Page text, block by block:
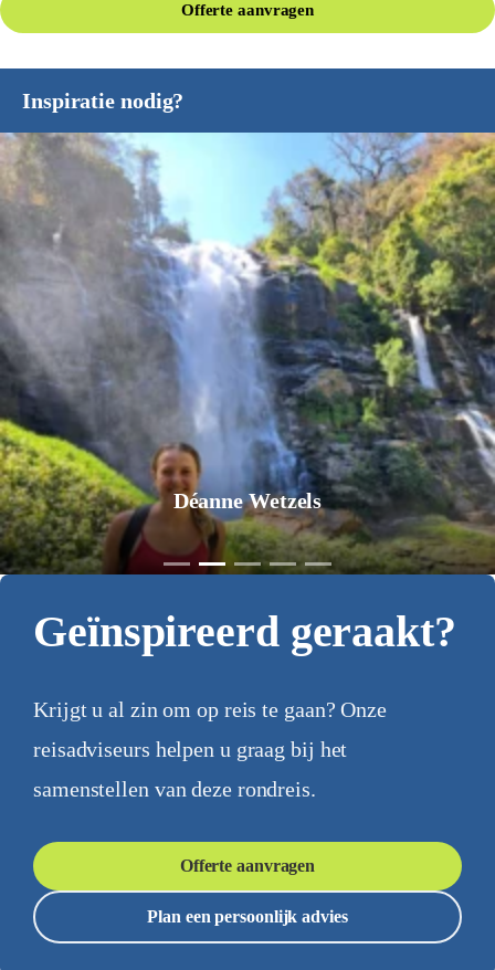
Offerte aanvragen
Inspiratie nodig?
Déanne Wetzels
Geïnspireerd geraakt?
Krijgt u al zin om op reis te gaan? Onze
reisadviseurs helpen u graag bij het
samenstellen van deze rondreis.
Offerte aanvragen
Plan een persoonlijk advies